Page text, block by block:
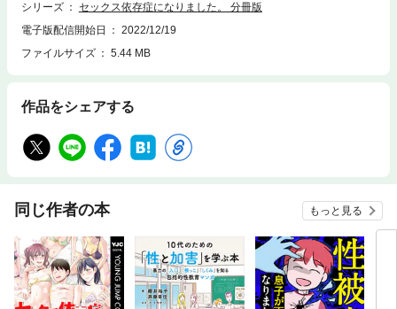
シリーズ
セックス依存症になりました。 分冊版
電子版配信開始日
2022/12/19
ファイルサイズ
5.44 MB
作品をシェアする
同じ作者の本 もっと見る